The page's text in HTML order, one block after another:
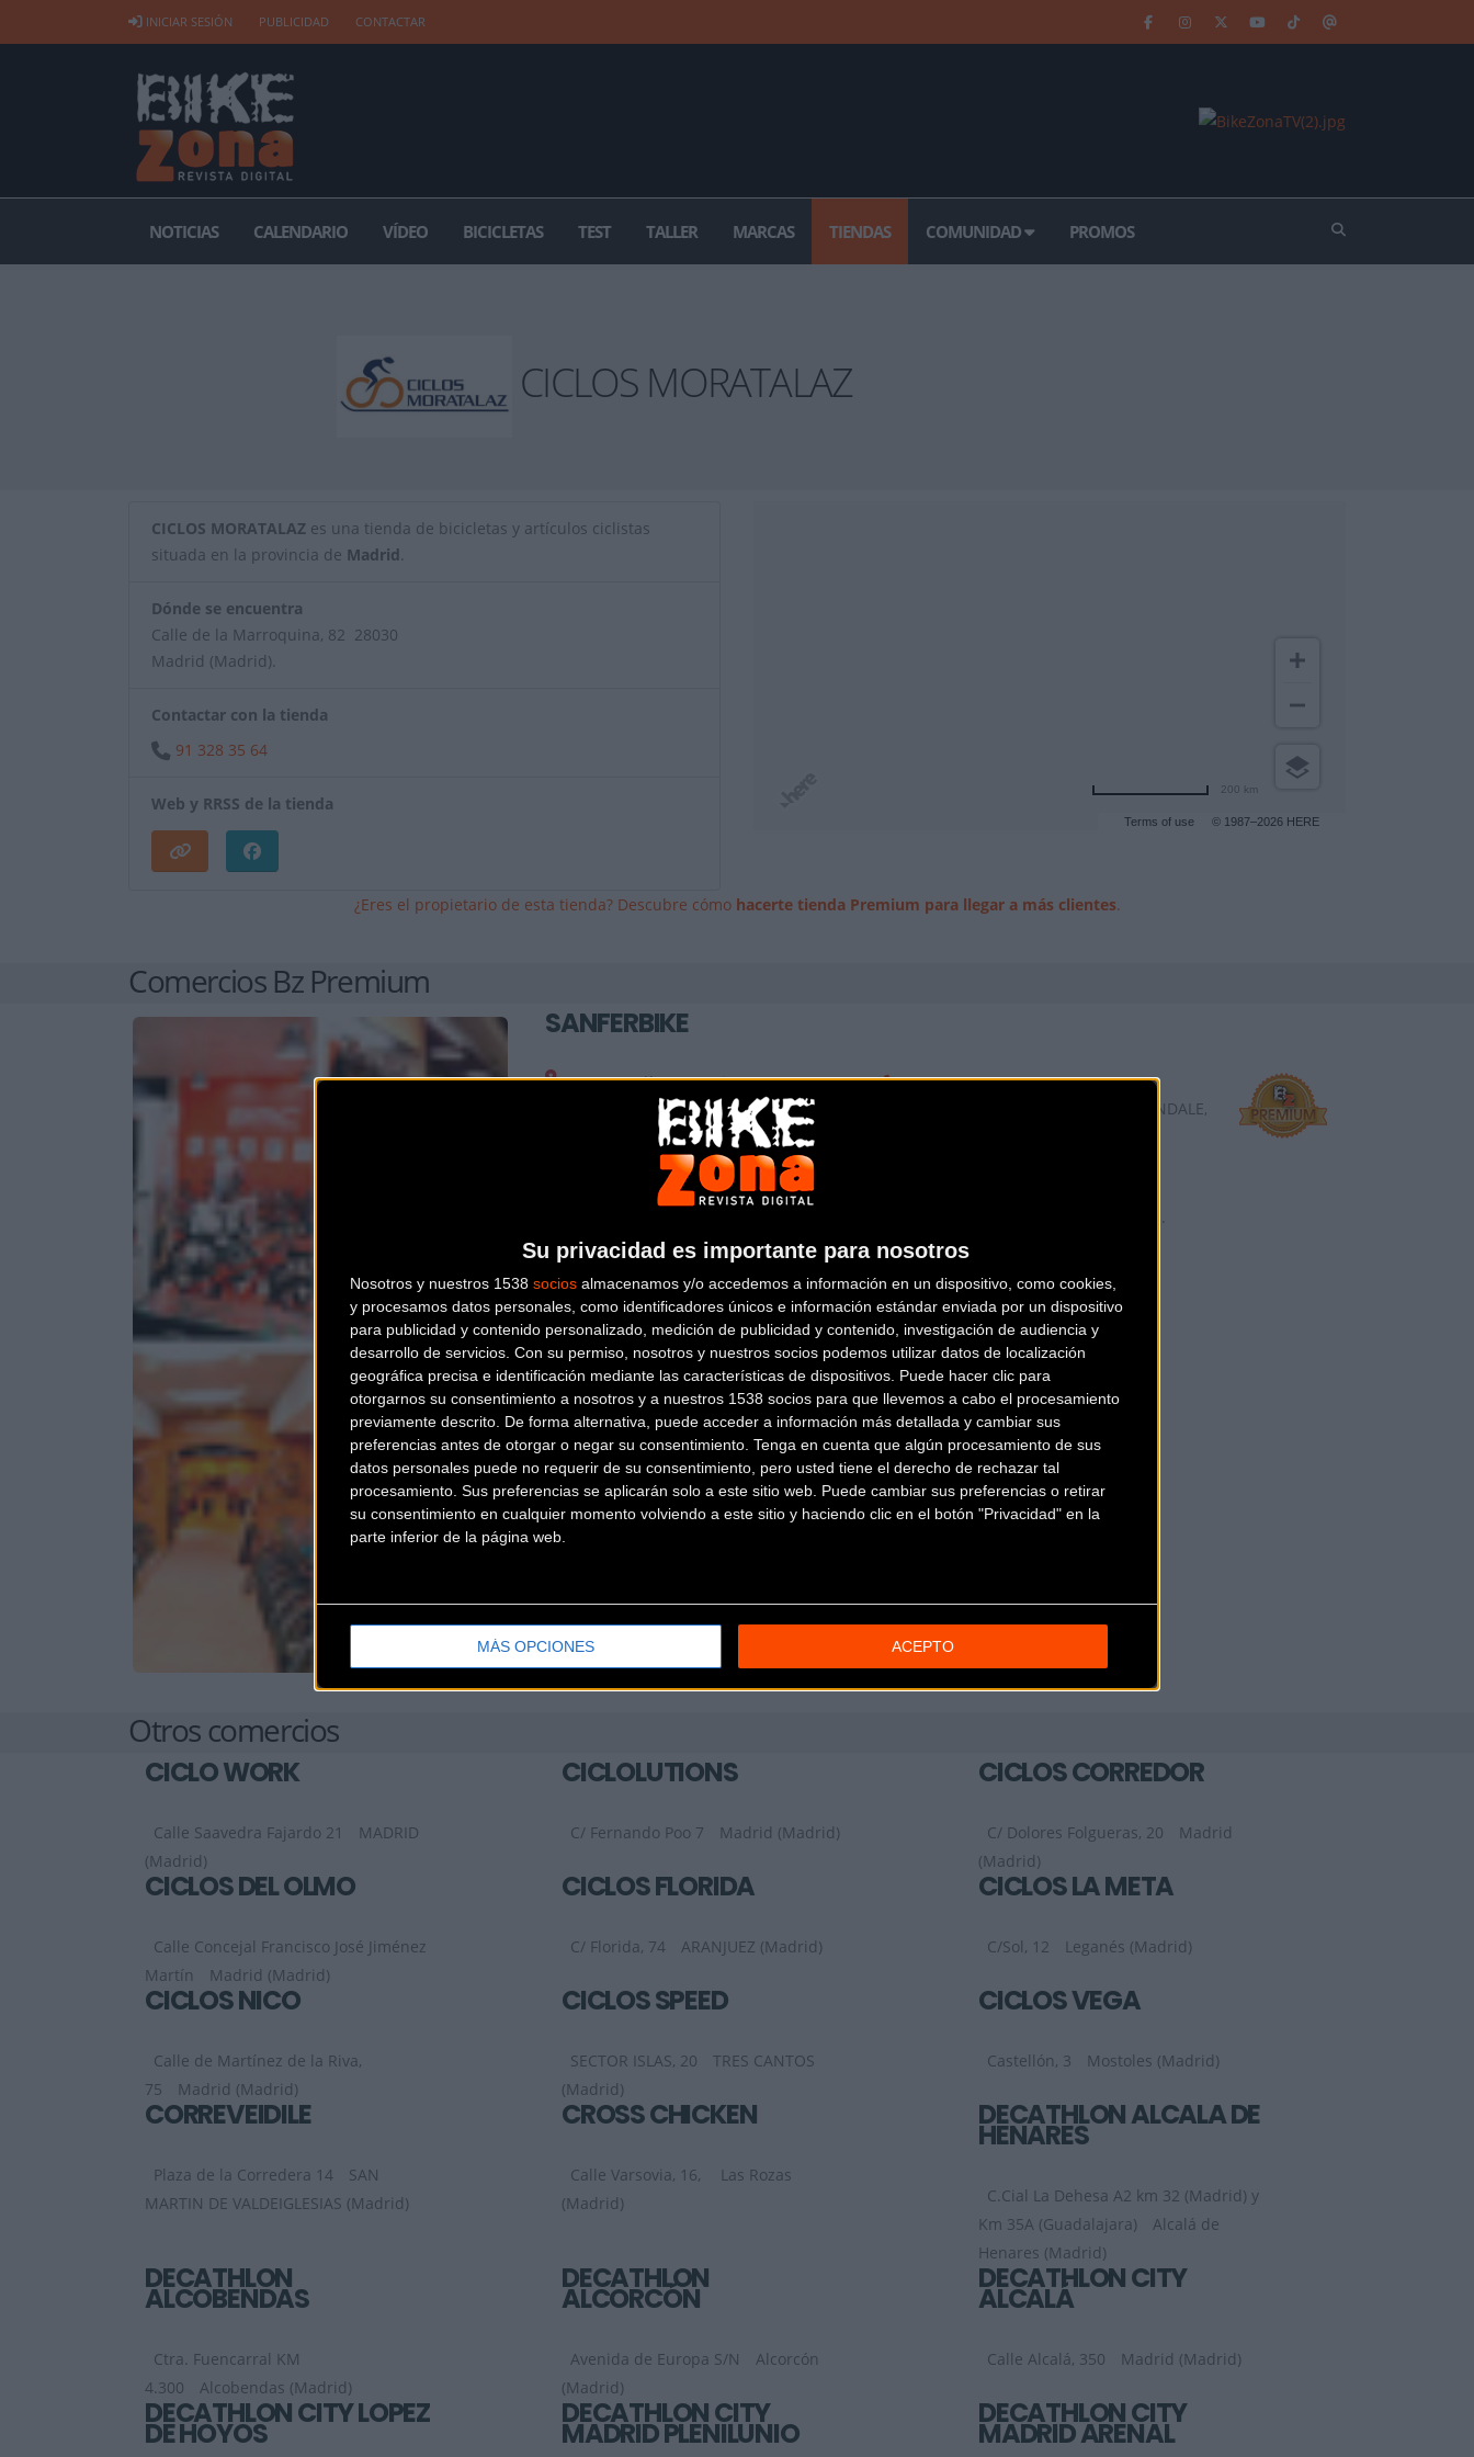
Su privacidad es importante para nosotros
Nosotros y nuestros 1538 socios almacenamos y/o accedemos a información en un dispositivo, como cookies,
y procesamos datos personales, como identificadores únicos e información estándar enviada por un dispositivo
para publicidad y contenido personalizado, medición de publicidad y contenido, investigación de audiencia y
desarrollo de servicios. Con su permiso, nosotros y nuestros socios podemos utilizar datos de localización
geográfica precisa e identificación mediante las características de dispositivos. Puede hacer clic para
otorgarnos su consentimiento a nosotros y a nuestros 1538 socios para que llevemos a cabo el procesamiento
previamente descrito. De forma alternativa, puede acceder a información más detallada y cambiar sus
preferencias antes de otorgar o negar su consentimiento. Tenga en cuenta que algún procesamiento de sus
datos personales puede no requerir de su consentimiento, pero usted tiene el derecho de rechazar tal
procesamiento. Sus preferencias se aplicarán solo a este sitio web. Puede cambiar sus preferencias o retirar
su consentimiento en cualquier momento volviendo a este sitio y haciendo clic en el botón "Privacidad" en la
parte inferior de la página web.
MÁS OPCIONES ACEPTO
INICIAR SESIÓN PUBLICIDAD CONTACTAR
NOTICIAS CALENDARIO VÍDEO BICICLETAS TEST TALLER MARCAS TIENDAS COMUNIDAD PROMOS
CICLOS MORATALAZ
CICLOS MORATALAZ es una tienda de bicicletas y artículos ciclistas
situada en la provincia de Madrid.
Dónde se encuentra
Calle de la Marroquina, 82 28030
Madrid (Madrid).
Contactar con la tienda
91 328 35 64
Web y RRSS de la tienda
Terms of use © 1987–2026 HERE
200 km
¿Eres el propietario de esta tienda? Descubre cómo hacerte tienda Premium para llegar a más clientes.
Comercios Bz Premium
SANFERBIKE
C/Monte Ulía, 2, Esquina C/Lozano,
2. (M-30 Junto Al Puente De Vallecas)
(Madrid)
91 475 59 88
Marcas:3T, ANGEL CYCLE WORKS, BASSO, BMC, CANNONDALE, GIANT, LIV, LOOK BIKES, OPEN, ORBEA,
Sanferbike con 3 tiendas físicas en Madrid así como tienda online, es una de las
mayores cadenas de tiendas de ciclismo a nivel nacional. Sanferbike cuenta co ...
Otros comercios
CICLO WORK
Calle Saavedra Fajardo 21
MADRID
(Madrid)
CICLOLUTIONS
C/ Fernando Poo 7 Madrid (Madrid)
CICLOS CORREDOR
C/ Dolores Folgueras, 20
Madrid
(Madrid)
CICLOS DEL OLMO
Calle Concejal Francisco José Jiménez
Martín
Madrid (Madrid)
CICLOS FLORIDA
C/ Florida, 74 ARANJUEZ (Madrid)
CICLOS LA META
C/Sol, 12 Leganés (Madrid)
CICLOS NICO
Calle de Martínez de la Riva,
75
Madrid (Madrid)
CICLOS SPEED
SECTOR ISLAS, 20
TRES CANTOS
(Madrid)
CICLOS VEGA
Castellón, 3 Mostoles (Madrid)
CORREVEIDILE
Plaza de la Corredera 14
SAN
MARTIN DE VALDEIGLESIAS (Madrid)
CROSS CHICKEN
Calle Varsovia, 16,
Las Rozas
(Madrid)
DECATHLON ALCALÁ DE
HENARES
C.Cial La Dehesa A2 km 32 (Madrid) y
Km 35A (Guadalajara)
Alcalá de
Henares (Madrid)
DECATHLON
ALCOBENDAS
Ctra. Fuencarral KM
4.300
Alcobendas (Madrid)
DECATHLON
ALCORCÓN
Avenida de Europa S/N
Alcorcón
(Madrid)
DECATHLON CITY
ALCALÁ
Calle Alcalá, 350 Madrid (Madrid)
DECATHLON CITY LÓPEZ
DE HOYOS
DECATHLON CITY
MADRID PLENILUNIO
DECATHLON CITY
MADRID ARENAL